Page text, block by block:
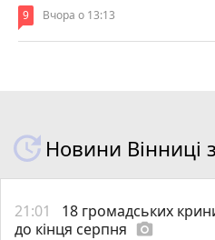
9 Вчора о 13:13
Новини Вінниці
21:01
18 громадських
до кінця серпня photo_camera